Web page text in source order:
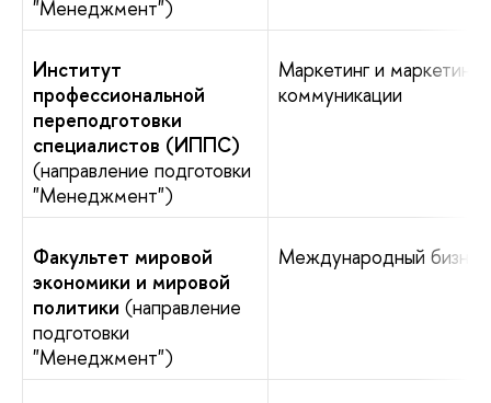
"Менеджмент")
Институт
профессиональной
переподготовки
специалистов (ИППС)
(направление подготовки
"Менеджмент")
Маркетинг и
коммуникации
Факультет мировой
экономики и мировой
политики (направление
подготовки
"Менеджмент")
Международный бизнес